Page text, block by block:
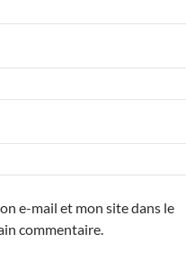
e-mail et mon site dans le
commentaire.